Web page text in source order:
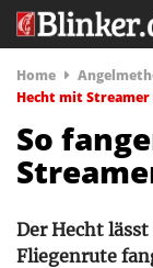
Home
Hecht mit
So
Der Hecht
Fliegenrute